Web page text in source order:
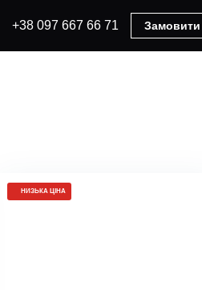
+38 097 667 66 71 Замовити
НИЗЬКА ЦІНА